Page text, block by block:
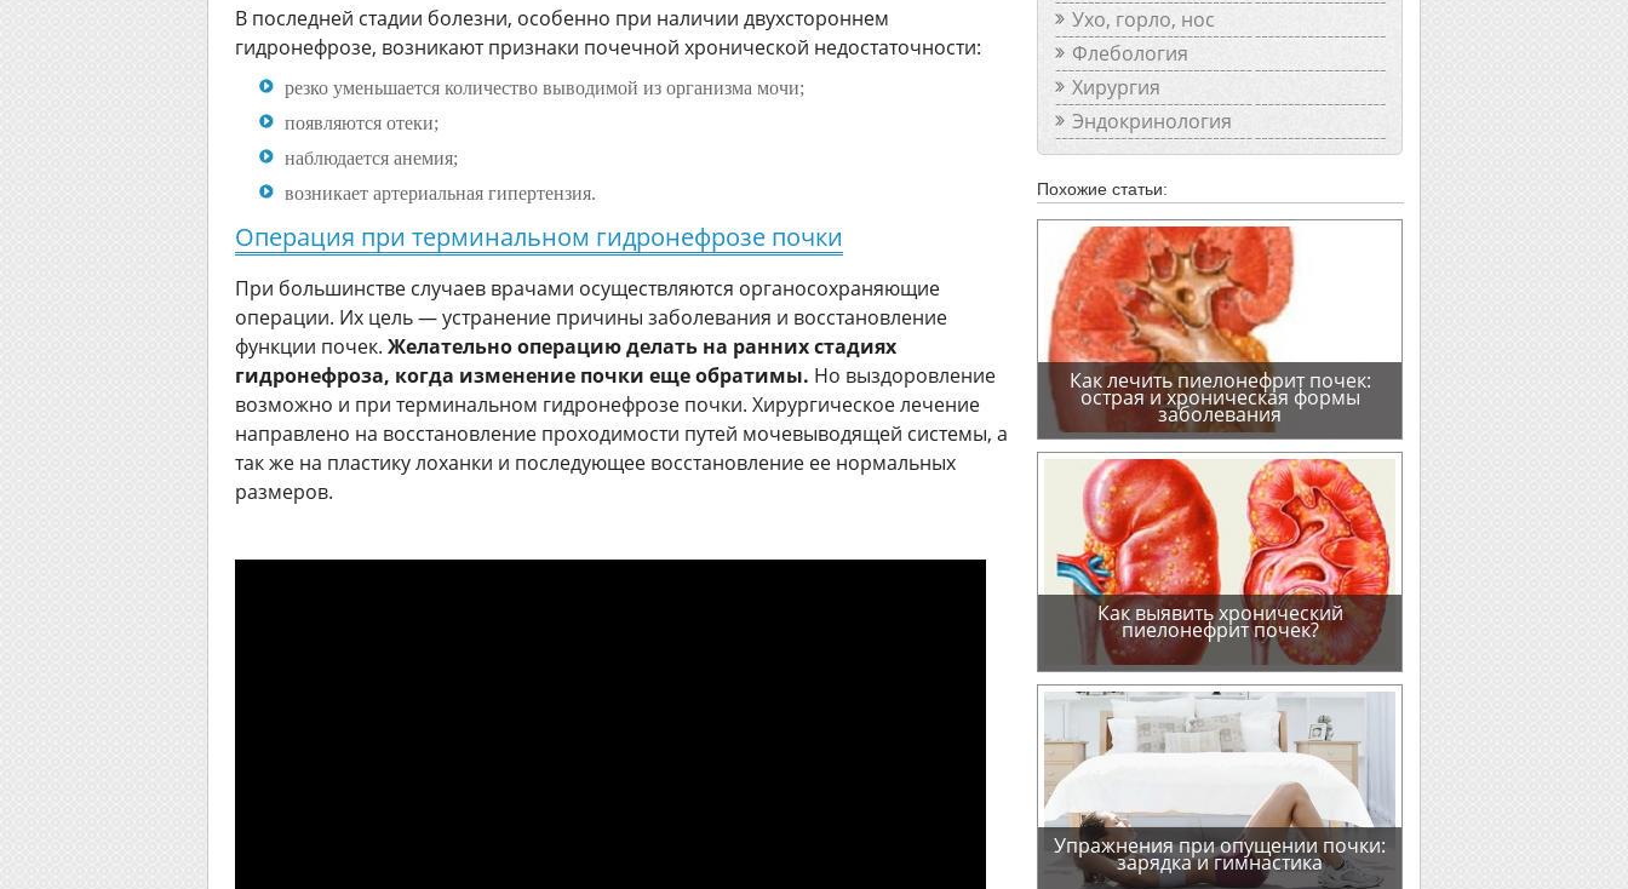
В последней стадии болезни, особенно при наличии двухстороннем
гидронефрозе, возникают признаки почечной хронической недостаточности:
резко уменьшается количество выводимой из организма мочи;
появляются отеки;
наблюдается анемия;
возникает артериальная гипертензия.
Операция при терминальном гидронефрозе почки
При большинстве случаев врачами осуществляются органосохраняющие
операции. Их цель — устранение причины заболевания и восстановление
функции почек. Желательно операцию делать на ранних стадиях
гидронефроза, когда изменение почки еще обратимы. Но выздоровление
возможно и при терминальном гидронефрозе почки. Хирургическое лечение
направлено на восстановление проходимости путей мочевыводящей системы, а
так же на пластику лоханки и последующее восстановление ее нормальных
размеров.
Ухо, горло, нос
Флебология
Хирургия
Эндокринология
Похожие статьи:
Как лечить пиелонефрит почек:
острая и хроническая формы
заболевания
Как выявить хронический
пиелонефрит почек?
Упражнения при опущении почки:
зарядка и гимнастика